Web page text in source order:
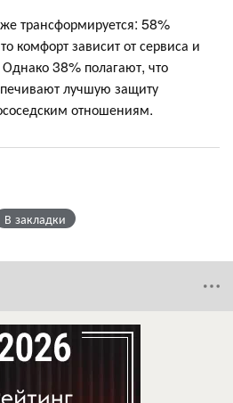
трансформируется: 58%
комфорт зависит от сервиса и
38% полагают, что
лучшую защиту
отношениям.
В закладки